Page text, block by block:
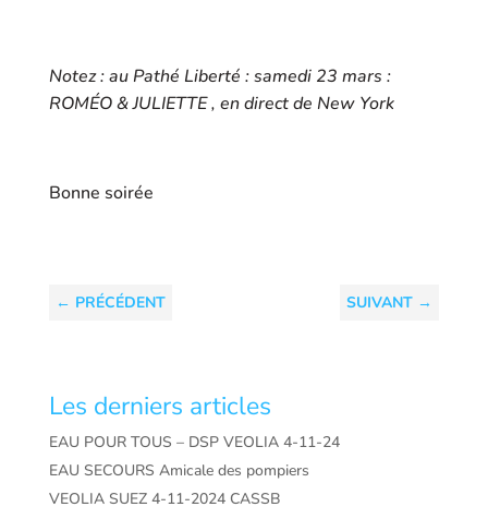
Notez : au Pathé Liberté : samedi 23 mars :
ROMÉO & JULIETTE , en direct de New York
Bonne soirée
← PRÉCÉDENT SUIVANT →
Les derniers articles
EAU POUR TOUS – DSP VEOLIA 4-11-24
EAU SECOURS Amicale des pompiers
VEOLIA SUEZ 4-11-2024 CASSB